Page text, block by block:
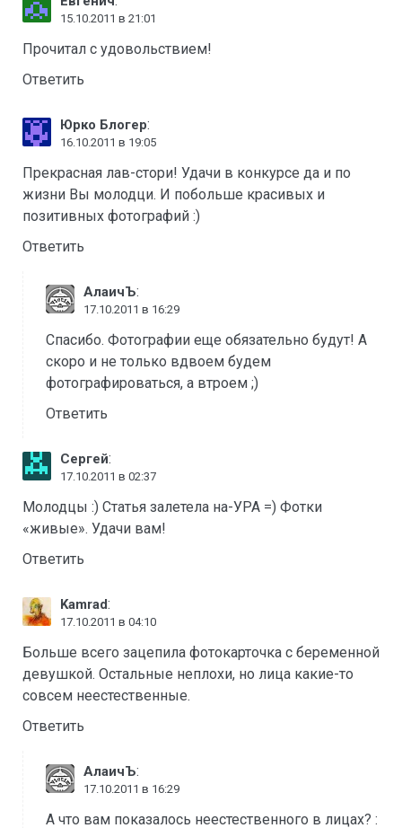
15.10.2011 в 21:01
Прочитал с удовольствием!
Ответить
Юрко Блогер:
16.10.2011 в 19:05
Прекрасная лав-стори! Удачи в конкурсе да и по
жизни Вы молодци. И побольше красивых и
позитивных фотографий :)
Ответить
АлаичЪ:
17.10.2011 в 16:29
Спасибо. Фотографии еще обязательно будут! А
скоро и не только вдвоем будем
фотографироваться, а втроем ;)
Ответить
Сергей:
17.10.2011 в 02:37
Молодцы :) Статья залетела на-УРА =) Фотки
«живые». Удачи вам!
Ответить
Kamrad:
17.10.2011 в 04:10
Больше всего зацепила фотокарточка с беременной
девушкой. Остальные неплохи, но лица какие-то
совсем неестественные.
Ответить
АлаичЪ:
17.10.2011 в 16:29
А что вам показалось неестественного в лицах? :